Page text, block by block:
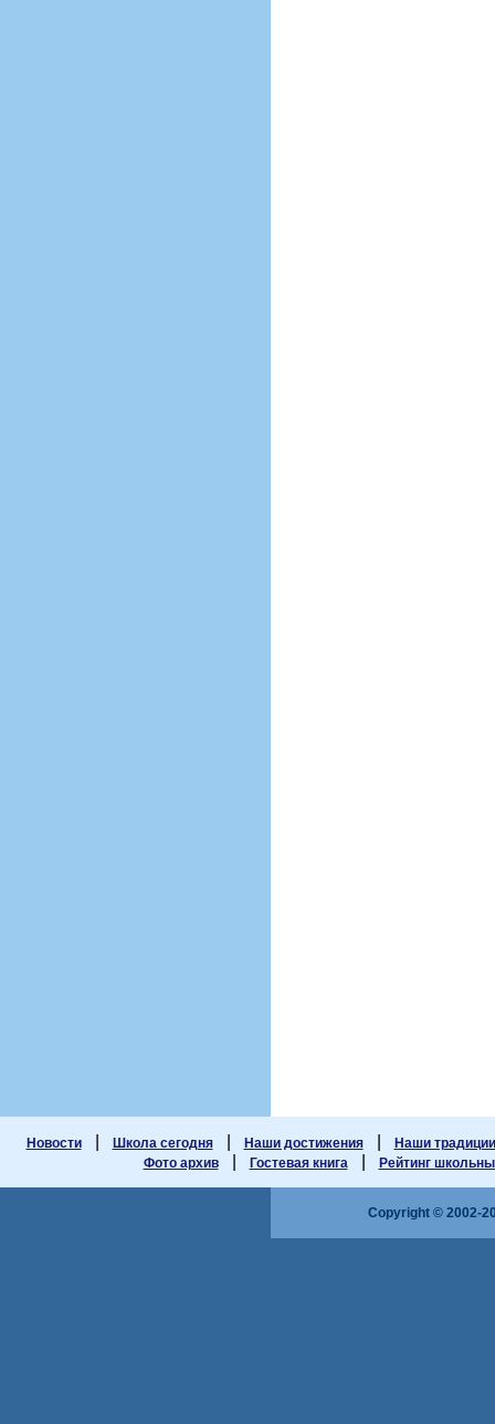
Новости| Школа сегодня| Наши достижения|
Наши традиции
Фото архив| Гостевая книга Рейтинг
Copyright © 2002-